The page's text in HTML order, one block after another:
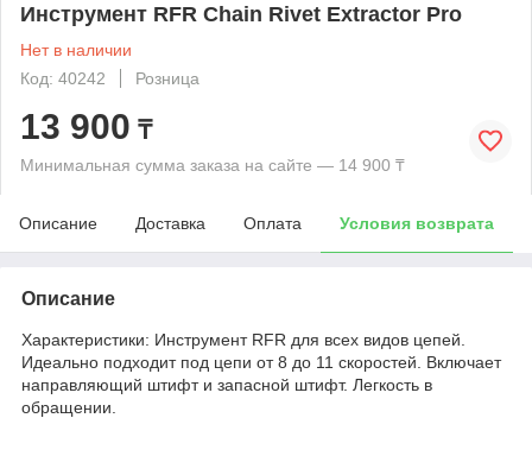
Инструмент RFR Chain Rivet Extractor Pro
Нет в наличии
Код: 40242
Розница
13 900 ₸
Минимальная сумма заказа на сайте — 14 900 ₸
Описание Доставка Оплата Условия возврата
Описание
Характеристики: Инструмент RFR для всех видов цепей.
Идеально подходит под цепи от 8 до 11 скоростей. Включает
направляющий штифт и запасной штифт. Легкость в
обращении.